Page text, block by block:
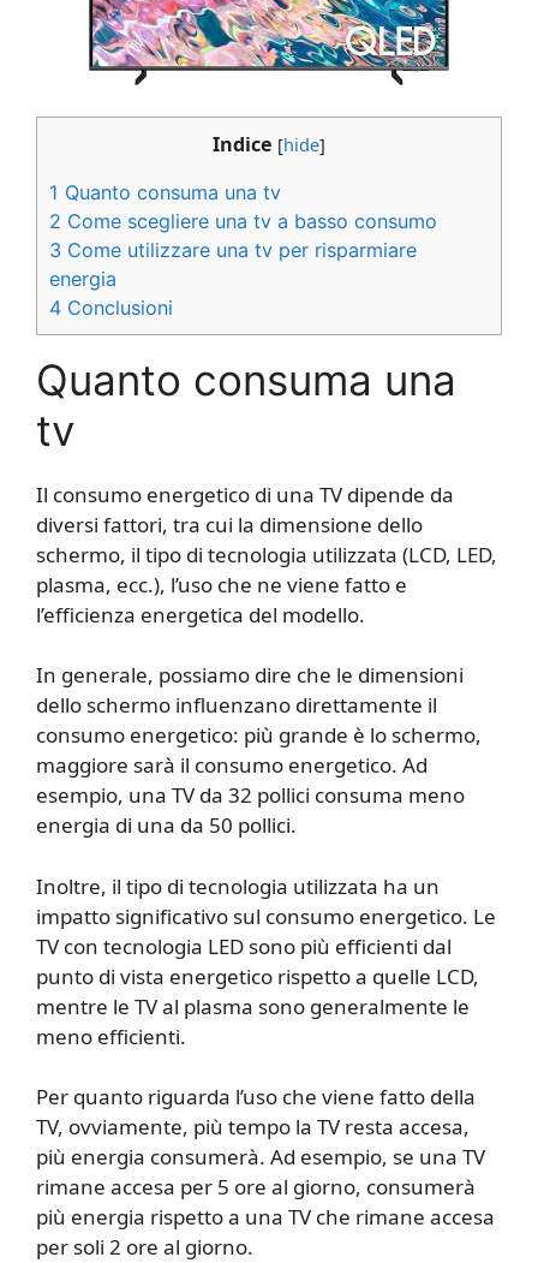
Indice [hide]
1 Quanto consuma una tv
2 Come scegliere una tv a basso consumo
3 Come utilizzare una tv per risparmiare
energia
4 Conclusioni
Quanto consuma una
tv
Il consumo energetico di una TV dipende da
diversi fattori, tra cui la dimensione dello
schermo, il tipo di tecnologia utilizzata (LCD, LED,
plasma, ecc.), l’uso che ne viene fatto e
l’efficienza energetica del modello.
In generale, possiamo dire che le dimensioni
dello schermo influenzano direttamente il
consumo energetico: più grande è lo schermo,
maggiore sarà il consumo energetico. Ad
esempio, una TV da 32 pollici consuma meno
energia di una da 50 pollici.
Inoltre, il tipo di tecnologia utilizzata ha un
impatto significativo sul consumo energetico. Le
TV con tecnologia LED sono più efficienti dal
punto di vista energetico rispetto a quelle LCD,
mentre le TV al plasma sono generalmente le
meno efficienti.
Per quanto riguarda l’uso che viene fatto della
TV, ovviamente, più tempo la TV resta accesa,
più energia consumerà. Ad esempio, se una TV
rimane accesa per 5 ore al giorno, consumerà
più energia rispetto a una TV che rimane accesa
per soli 2 ore al giorno.